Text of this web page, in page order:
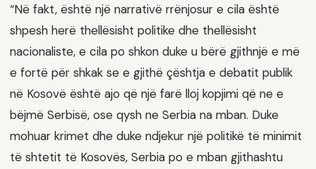
“Në fakt, është një narrativë rrënjosur e cila është
shpesh herë thellësisht politike dhe thellësisht
nacionaliste, e cila po shkon duke u bërë gjithnjë e më
e fortë për shkak se e gjithë çështja e debatit publik
në Kosovë është ajo që një farë lloj kopjimi që ne e
bëjmë Serbisë, ose qysh ne Serbia na mban. Duke
mohuar krimet dhe duke ndjekur një politikë të minimit
të shtetit të Kosovës, Serbia po e mban gjithashtu